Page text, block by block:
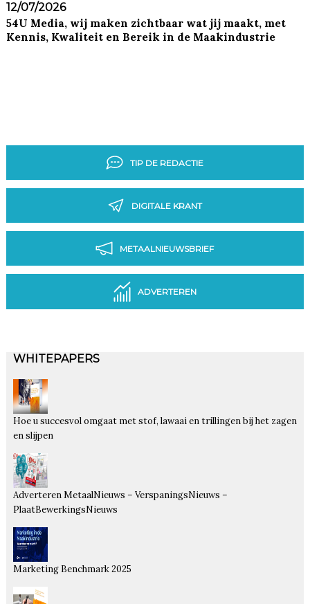
12/07/2026
54U Media, wij maken zichtbaar wat jij maakt, met
Kennis, Kwaliteit en Bereik in de Maakindustrie
TIP DE REDACTIE
DIGITALE KRANT
METAALNIEUWSBRIEF
ADVERTEREN
WHITEPAPERS
Hoe u succesvol omgaat met stof, lawaai en trillingen bij het zagen
en slijpen
Adverteren MetaalNieuws – VerspaningsNieuws –
PlaatBewerkingsNieuws
Marketing Benchmark 2025